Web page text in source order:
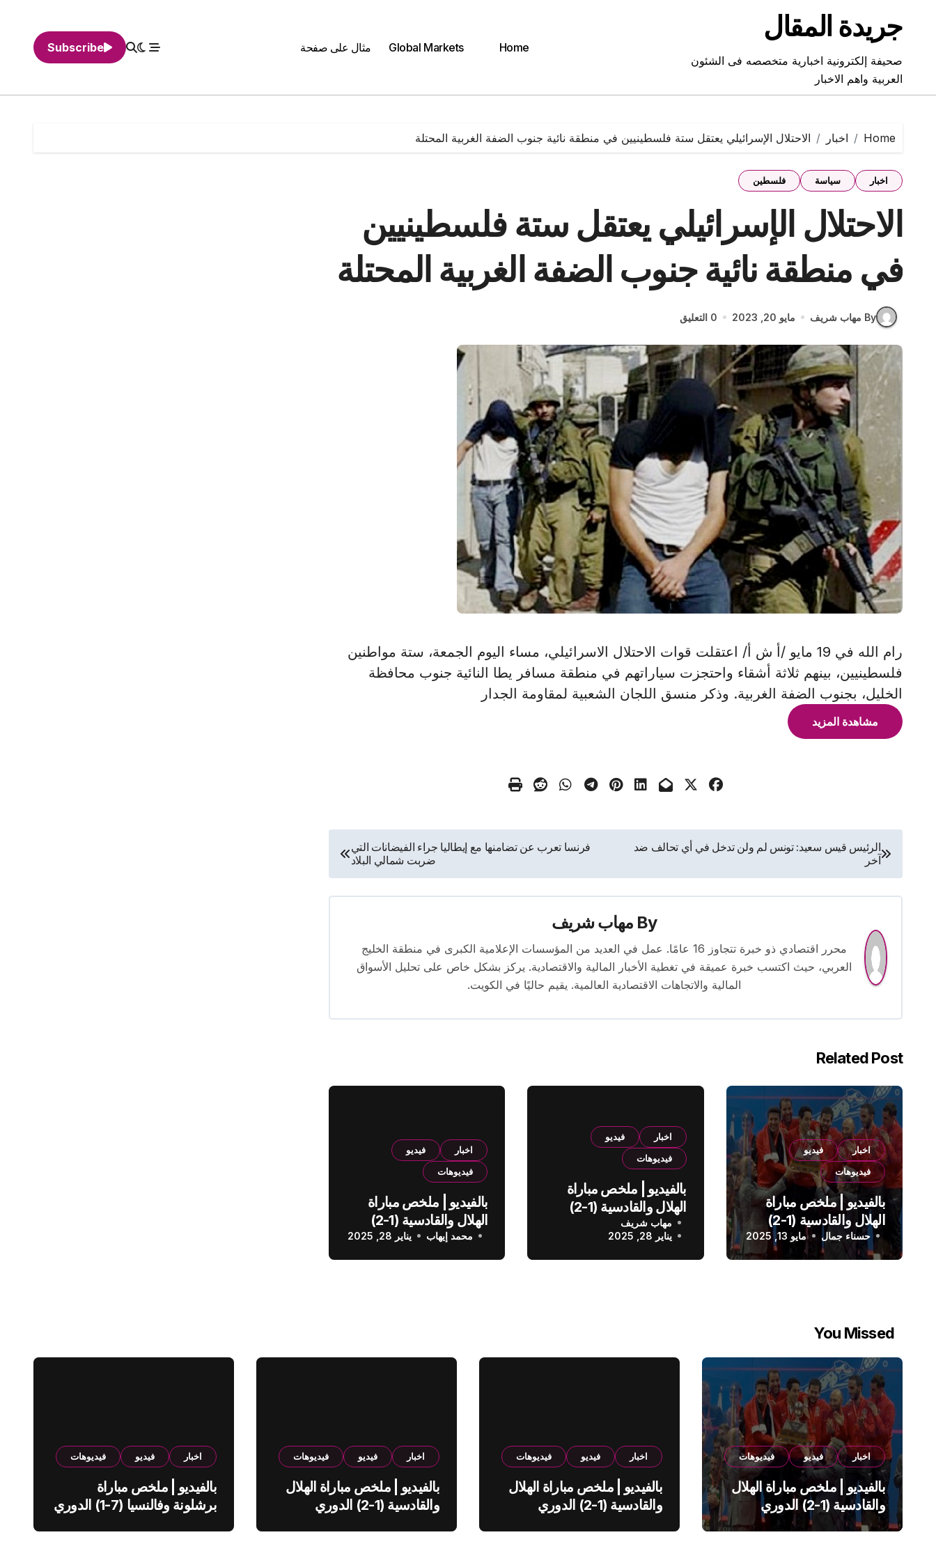
contentجريدة المقال
صحيفة إلكترونية اخبارية متخصصه فى الشئون
العربية واهم الاخبار
Home
Global Markets مثال على صفحة Subscribe
Home اخبار الاحتلال الإسرائيلي يعتقل ستة فلسطينيين في منطقة نائية جنوب الضفة الغربية المحتلة
اخبار سياسة فلسطين
الاحتلال الإسرائيلي يعتقل ستة فلسطينيين
في منطقة نائية جنوب الضفة الغربية المحتلة
By مهاب شريف مايو 20, 2023 0 التعليق
رام الله في 19 مايو /أ ش أ/ اعتقلت قوات الاحتلال الاسرائيلي، مساء اليوم الجمعة، ستة مواطنين
فلسطينيين، بينهم ثلاثة أشقاء واحتجزت سياراتهم في منطقة مسافر يطا النائية جنوب محافظة
الخليل، بجنوب الضفة الغربية. وذكر منسق اللجان الشعبية لمقاومة الجدار
مشاهدة المزيد
تصفّح
المقالات
الرئيس قيس سعيد: تونس لم ولن تدخل في أي تحالف ضد
آخر
فرنسا تعرب عن تضامنها مع إيطاليا جراء الفيضانات التي
ضربت شمالي البلاد
By مهاب شريف
محرر اقتصادي ذو خبرة تتجاوز 16 عامًا. عمل في العديد من المؤسسات الإعلامية الكبرى في منطقة الخليج
العربي، حيث اكتسب خبرة عميقة في تغطية الأخبار المالية والاقتصادية. يركز بشكل خاص على تحليل الأسواق
المالية والاتجاهات الاقتصادية العالمية. يقيم حاليًا في الكويت.
Related Post
اخبار
فيديو
فيديوهات
بالفيديو | ملخص مباراة
الهلال والقادسية (1-2)
الدوري السعودي
حسناء جمال مايو 13, 2025
اخبار
فيديو
فيديوهات
بالفيديو | ملخص مباراة
الهلال والقادسية (1-2)
الدوري السعودي
مهاب شريف
يناير 28, 2025
اخبار
فيديو
فيديوهات
بالفيديو | ملخص مباراة
الهلال والقادسية (1-2)
الدوري السعودي
محمد إيهاب يناير 28, 2025
You Missed
اخبار فيديو فيديوهات
بالفيديو | ملخص مباراة الهلال
والقادسية (1-2) الدوري
السعودي
اخبار فيديو فيديوهات
بالفيديو | ملخص مباراة الهلال
والقادسية (1-2) الدوري
اخبار فيديو فيديوهات
بالفيديو | ملخص مباراة الهلال
والقادسية (1-2) الدوري
اخبار فيديو فيديوهات
بالفيديو | ملخص مباراة
برشلونة وفالنسيا (7-1) الدوري